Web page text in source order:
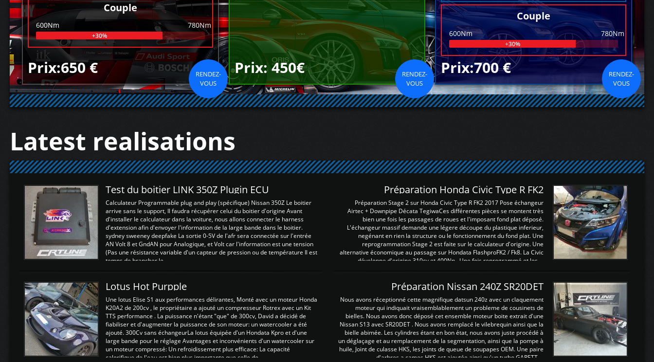
Couple
600Nm 780Nm
+30%
Prix:650 €
RENDEZ-
VOUS
Prix: 450€
RENDEZ-
VOUS
Couple
600Nm 780Nm
+30%
Prix:700 €
RENDEZ-
VOUS
Latest realisations
Test du boitier LINK 350Z Plugin ECU
Calculateur Programmable plug and play (spécifique) Nissan 350Z Le boitier
arrive sans le support, Il faudra récupérer celui du boitier d'origine Avant
d'installer le calculateur dans la voiture, nous allons connecter le harness
d'extension afin d'envoyer l'information de la large bande dans le boitier.
sydney sweeney deepfake La sortie 0-5V de l'afr sera connectée sur l'entrée
AN Volt 8 et GndAN pour Analogique, et Volt car l'information est une tension
(Pas une résistance variable d'un capteur de pression ou de température Il est
temps de brancher le ...
Préparation Honda Civic Type R FK2
Préparation Stage 2 sur Honda Civic Type R FK2 2017 Pose échangeur
Airtec + Downpipe Décata TegiwaCes différentes pièces se montent très
bien une fois les passages de roues et l'imposant fond plat déposé.
L'échangeur massif demande une légere découpe du plastique inferieur,
negénant en rien la structure ou le fonctionnement du fond plat. Une
reprogrammation Stage 2 est faite sur le calculateur d'origine. Une
alternative économique au passage sur Hondata FlashproFK2 / Fk8. La Civic
développe d'origine 310cv et 400Nn , Une fois reprogrammé et les ...
Lotus Hot Purpple
Une lotus Elise S1 aux performances délirantes, Monté avec un moteur Honda
K20A2 de 200cv , le propriétaire a ajouté un compresseur Rotrex avec un Kit
TTS performance . La puissance n'étant "que" de 300cv, David a décidé de
fiabiliser et d'augmenter la puissance de son moteur: un watercooler a été
ajouté. 300Cv sans échangeurLa lotus équipée d'un Hondata Kpro et d'une
large bande pour le réglage Avantages et inconvénients d'un watercooler sur
un moteur compressé: Un refroidissement plus efficace: La capacité
calorifique de l'eau est bien plus importante que celle de ...
Préparation Nissan 240Z SR20DET
Nous avons réceptionné cette magnifique datsun 240z avec un claquement
moteur qui indiquait vraisemblablement un probleme de cousinets de
bielles. Nous avons donc déposé cet ensemble moteur boite extrait d'une
Nissan S13 avec SR20DET . Nous avons remplacé le vilebrequin ainsi que la
bielle abimée. Les cylindres étant en bon état, nous avons juste procédé à
un déglaçage et au remplacement de la segmentation, ainsi que la pompe à
huile, Joint de culasse HKS, les joints de queue de soupapes OEM. Une paire
d'arbres a cames HKS est ajoutée ainsi qu'un turbo GARETT ...